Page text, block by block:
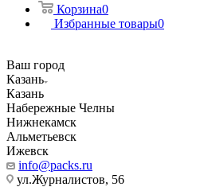
Корзина0
Избранные товары0
Ваш город
Казань
Казань
Набережные Челны
Нижнекамск
Альметьевск
Ижевск
info@packs.ru
ул.Журналистов, 56